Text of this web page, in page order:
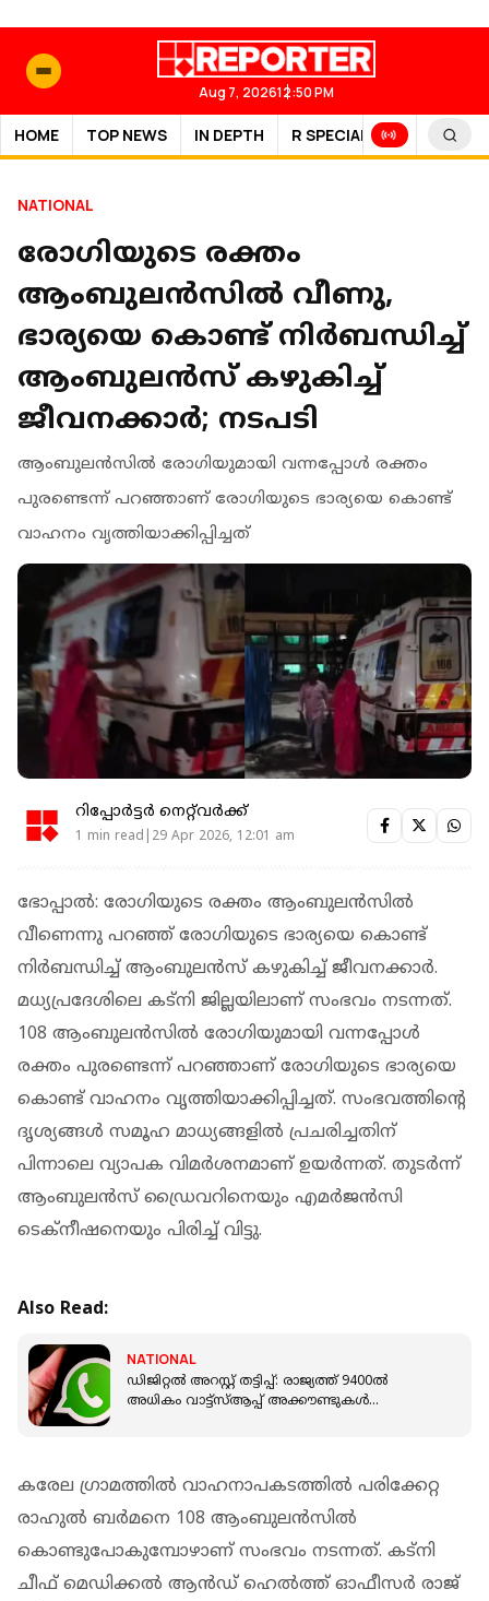
Aug 7, 202612:50 PM
HOME TOP NEWS IN DEPTH R SPECIAL SPORTS
NATIONAL
രോ​ഗിയുടെ രക്തം
ആംബുലൻസിൽ വീണു,
ഭാര്യയെ കൊണ്ട് നിർബന്ധിച്ച്
ആംബുലൻസ് കഴുകിച്ച്
ജീവനക്കാർ; നടപടി
ആംബുലൻസിൽ രോ​ഗിയുമായി വന്നപ്പോൾ രക്തം
പുരണ്ടെന്ന് പറഞ്ഞാണ് രോ​ഗിയുടെ ഭാര്യയെ കൊണ്ട്
വാഹനം വൃത്തിയാക്കിപ്പിച്ചത്
റിപ്പോർട്ടർ നെറ്റ്‌വര്‍ക്ക്‌
1 min read|29 Apr 2026, 12:01 am
ഭോപ്പാൽ: രോ​ഗിയുടെ രക്തം ആംബുലൻസിൽ
വീണെന്നു പറഞ്ഞ് രോ​ഗിയുടെ ഭാര്യയെ കൊണ്ട്
നിർബന്ധിച്ച് ആംബുലൻസ് കഴുകിച്ച് ജീവനക്കാർ.
മധ്യപ്രദേശിലെ കട്നി ജില്ലയിലാണ് സംഭവം നടന്നത്.
108 ആംബുലൻസിൽ രോ​ഗിയുമായി വന്നപ്പോൾ
രക്തം പുരണ്ടെന്ന് പറഞ്ഞാണ് രോ​ഗിയുടെ ഭാര്യയെ
കൊണ്ട് വാഹനം വൃത്തിയാക്കിപ്പിച്ചത്. സംഭവത്തിൻ്റെ
ദൃശ്യങ്ങൾ സമൂഹ മാധ്യങ്ങളിൽ പ്രചരിച്ചതിന്
പിന്നാലെ വ്യാപക വിമർശനമാണ് ഉയർന്നത്. തുടർന്ന്
ആംബുലൻസ് ഡ്രൈവറിനെയും എമർജൻസി
ടെക്നീഷനെയും പിരിച്ച് വിട്ടു.
Also Read:
NATIONAL
ഡിജിറ്റൽ അറസ്റ്റ് തട്ടിപ്പ്: രാജ്യത്ത് 9400ൽ
അധികം വാട്ട്സ്ആപ്പ് അക്കൗണ്ടുകൾ
കരേല ഗ്രാമത്തിൽ വാഹനാപകടത്തിൽ പരിക്കേറ്റ
രാഹുൽ ബർമനെ 108 ആംബുലൻസിൽ
കൊണ്ടുപോകുമ്പോഴാണ് സംഭവം നടന്നത്. കട്‌നി
ചീഫ് മെഡിക്കൽ ആൻഡ് ഹെൽത്ത് ഓഫീസർ രാജ്